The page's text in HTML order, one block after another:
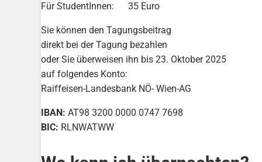
Für StudentInnen: 35 Euro
Sie können den Tagungsbeitrag
direkt bei der Tagung bezahlen
oder Sie überweisen ihn bis 23. Oktober 2025
auf folgendes Konto:
Raiffeisen-Landesbank NÖ- Wien-AG
IBAN: AT98 3200 0000 0747 7698
BIC: RLNWATWW